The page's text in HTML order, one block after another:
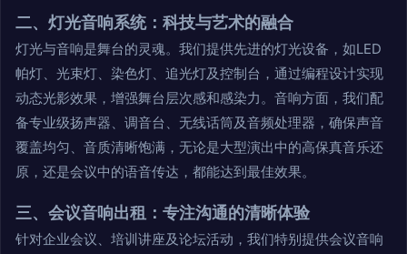
二、灯光音响系统：科技与艺术的融合
灯光与音响是舞台的灵魂。我们提供先进的灯光设备，如LED
帕灯、光束灯、染色灯、追光灯及控制台，通过编程设计实现
动态光影效果，增强舞台层次感和感染力。音响方面，我们配
备专业级扬声器、调音台、无线话筒及音频处理器，确保声音
覆盖均匀、音质清晰饱满，无论是大型演出中的高保真音乐还
原，还是会议中的语音传达，都能达到最佳效果。
三、会议音响出租：专注沟通的清晰体验
针对企业会议、培训讲座及论坛活动，我们特别提供会议音响